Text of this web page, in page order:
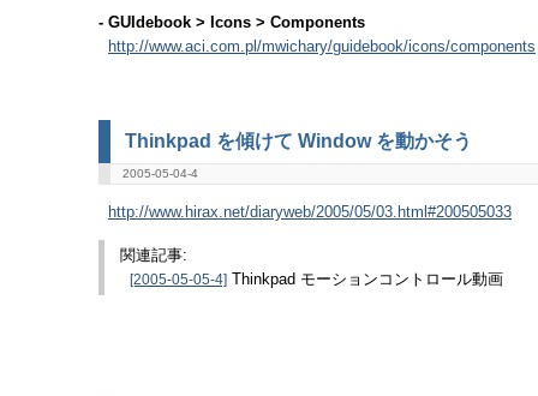
- GUIdebook > Icons > Components
http://www.aci.com.pl/mwichary/guidebook/icons/components
Thinkpad を傾けて Window を動かそう
2005-05-04-4
http://www.hirax.net/diaryweb/2005/05/03.html#200505033
関連記事:
[2005-05-05-4] Thinkpad モーションコントロール動画